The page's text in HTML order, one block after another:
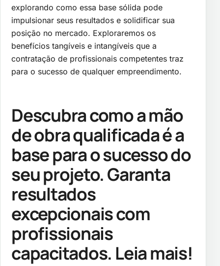
explorando como essa base sólida pode
impulsionar seus resultados e solidificar sua
posição no mercado. Exploraremos os
benefícios tangíveis e intangíveis que a
contratação de profissionais competentes traz
para o sucesso de qualquer empreendimento.
Descubra como a mão
de obra qualificada é a
base para o sucesso do
seu projeto. Garanta
resultados
excepcionais com
profissionais
capacitados. Leia mais!